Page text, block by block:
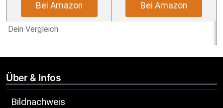
Dein Vergleich
Bei Amazon Bei Amazon
Über & Infos
Bildnachweis